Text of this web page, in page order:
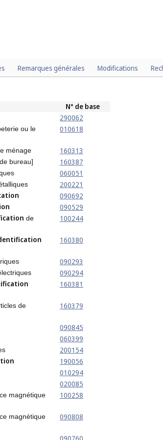
Remarques générales Modifications
N° de base
290062
ou le
010618
ménage
160313
bureau]
160387
060051
200221
090692
090529
de
100244
160380
090293
090294
160381
de
160379
090845
060399
200154
190056
010294
020085
magnétique
100258
magnétique
090808
090760